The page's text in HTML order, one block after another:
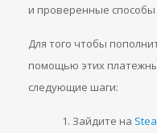
и проверенные
Для того чтобы
помощью этих
следующие шаги:
Зайдите на